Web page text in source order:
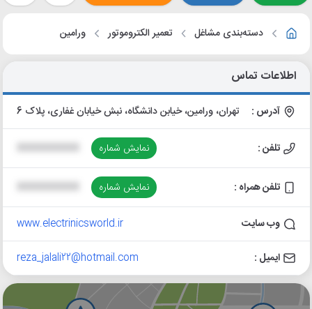
دسته‌بندی مشاغل تعمیر الکتروموتور ورامین
اطلاعات تماس
آدرس : تهران، ورامین، خیابن دانشگاه، نبش خیابان غفاری، پلاک 6
تلفن : نمایش شماره
تلفن همراه : نمایش شماره
وب سایت www.electrinicsworld.ir
ایمیل : reza_jalali22@hotmail.com